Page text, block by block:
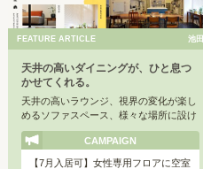
FEATURE ARTICLE 池田
天井の高いダイニングが、ひと息つ
かせてくれる。
天井の高いラウンジ、視界の変化が楽し
めるソファスペース、様々な場所に設け
られたカフェスペース。場所を変えてう
まく気分転換をしながら、リモートワー
クにも取り組める環境です。
CAMPAIGN
【7月入居可】女性専用フロアに空室